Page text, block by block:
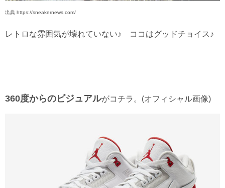
出典 https://sneakernews.com/
レトロな雰囲気が壊れていない♪ ココはグッドチョイス♪
360度からのビジュアルがコチラ。(オフィシャル画像)